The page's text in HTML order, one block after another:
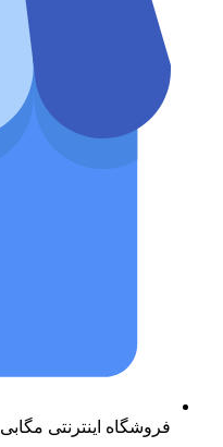
فروشگاه اینترنتی مگابی